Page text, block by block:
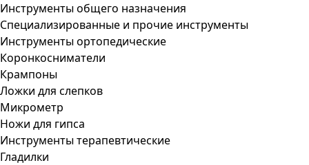
Инструменты общего назначения
Специализированные и прочие инструменты
Инструменты ортопедические
Коронкосниматели
Крампоны
Ложки для слепков
Микрометр
Ножи для гипса
Инструменты терапевтические
Гладилки